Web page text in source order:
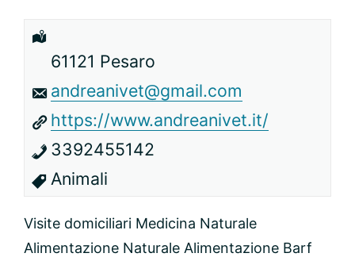
61121 Pesaro
andreanivet@gmail.com
https://www.andreanivet.it/
3392455142
Animali
Visite domiciliari Medicina Naturale
Alimentazione Naturale Alimentazione Barf